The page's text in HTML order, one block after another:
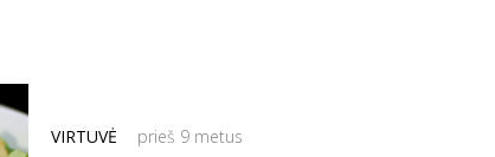
VIRTUVĖ prieš 9 metus